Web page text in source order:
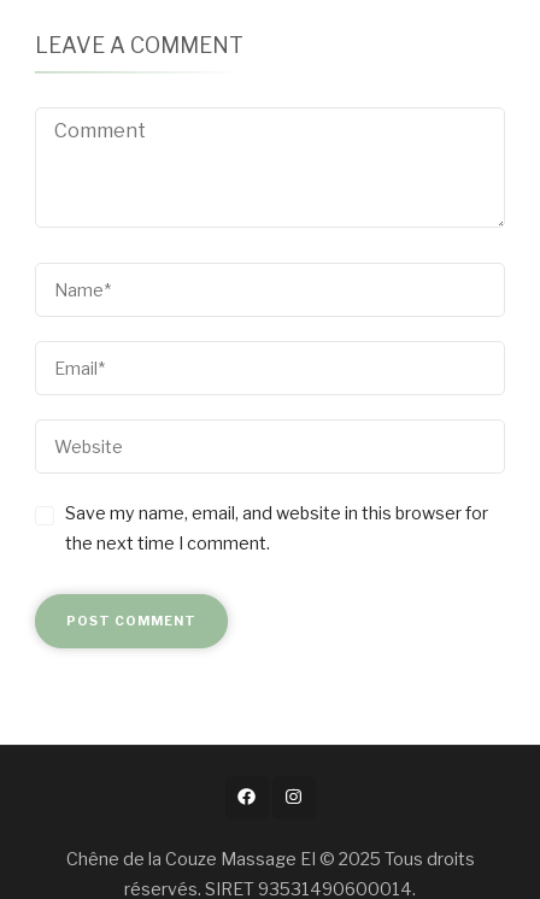
LEAVE A COMMENT
Save my name, email, and website in this browser for
the next time I comment.
Chêne de la Couze Massage EI © 2025 Tous droits
réservés. SIRET 93531490600014.